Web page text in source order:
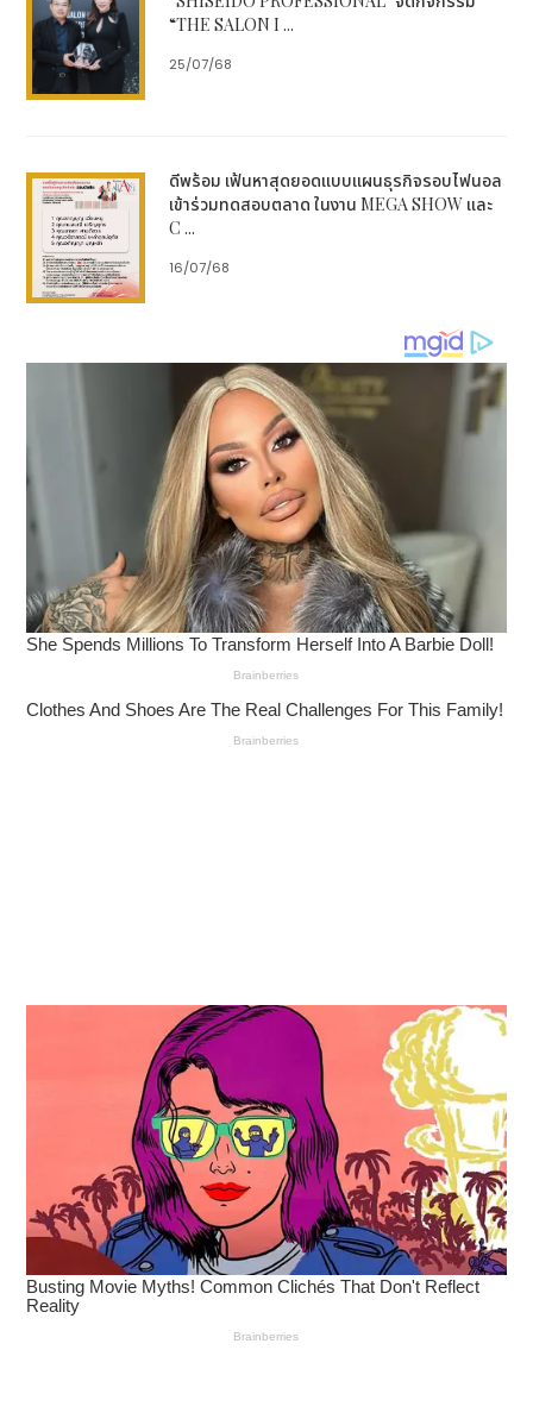
“THE SALON I ...
25/07/68
ดีพร้อม เฟ้นหาสุดยอดแบบแผนธุรกิจรอบไฟนอล
เข้าร่วมทดสอบตลาด ในงาน MEGA SHOW และ
C ...
16/07/68